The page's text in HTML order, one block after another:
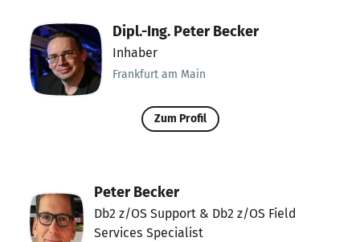
Dipl.-Ing. Peter Becker
Inhaber
Frankfurt am Main
Zum Profil
Peter Becker
Db2 z/OS Support & Db2 z/OS Field
Services Specialist